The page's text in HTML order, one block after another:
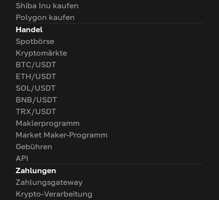
Shiba Inu kaufen
Polygon kaufen
Handel
Spotbörse
Kryptomärkte
BTC/USDT
ETH/USDT
SOL/USDT
BNB/USDT
TRX/USDT
Maklerprogramm
Market Maker-Programm
Gebühren
API
Zahlungen
Zahlungsgateway
Krypto-Verarbeitung